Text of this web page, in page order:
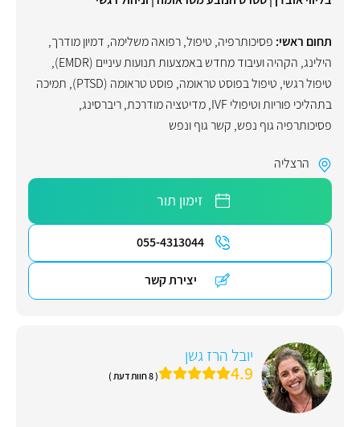
תחום ראשי: פסיכותרפיה, טיפול,רפואה משלימה, דמיון מודרך,
הילינג, הקהיה ועיבוד מחדש באמצעות תנועות עיניים (EMDR)
,
טיפול רגשי, טיפול בפוסט טראומה, פוסט טראומה (PTSD) , תמיכה
בתהליכי פוריות וטיפולי IVF
,מדיטציה מודרכת,ריברסינג,
פסיכותרפיה גוף נפש, קשר גוף ונפש
הרצליה
זימון תור
055-4313044
יצירת קשר
יובל הרז גשן
4.9 ( 8 חוות דעת )